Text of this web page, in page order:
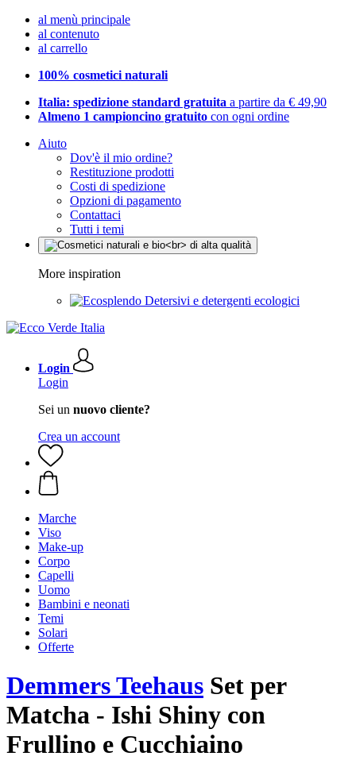
al menù principale
al contenuto
al carrello
100% cosmetici naturali
Italia: spedizione standard gratuita a partire da € 49,90
Almeno 1 campioncino gratuito con ogni ordine
Aiuto
Dov'è il mio ordine?
Restituzione prodotti
Costi di spedizione
Opzioni di pagamento
Contattaci
Tutti i temi
More inspiration
Detersivi e detergenti ecologici
Login
Login
Sei un nuovo cliente?
Crea un account
Marche
Viso
Make-up
Corpo
Capelli
Uomo
Bambini e neonati
Temi
Solari
Offerte
Demmers Teehaus Set per
Matcha - Ishi Shiny con
Frullino e Cucchiaino